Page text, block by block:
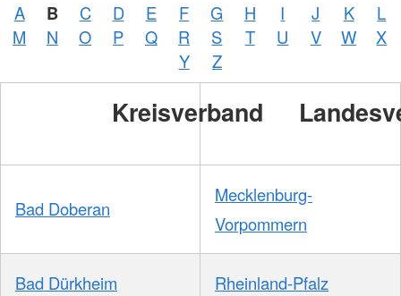
A B C D E F G H I J K
L
M
N O P Q R S T U V W
X
Y
Z
Kreisverband
Bad Doberan
Mecklenburg-
Vorpommern
Bad Dürkheim Rheinland-Pfalz